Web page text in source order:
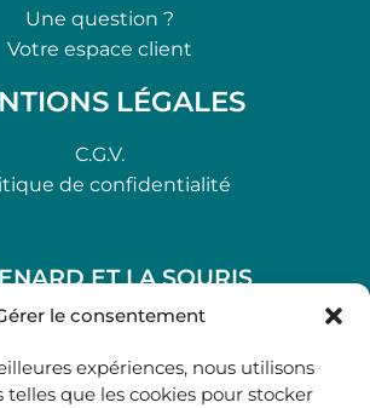
le consentement
expériences, nous utilisons
telles que les cookies pour stocker
Une question ?
Votre espace client
LÉGALES
C.G.V.
de confidentialité
ET LA SOURIS
Maubec 33210 LANGON
05 40 41 37 18